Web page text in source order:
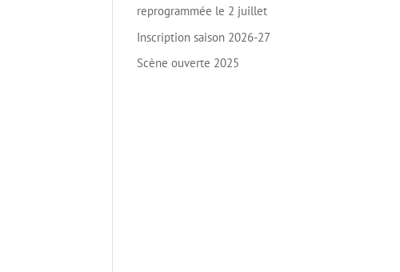
reprogrammée le 2 juillet
Inscription saison 2026-27
Scène ouverte 2025